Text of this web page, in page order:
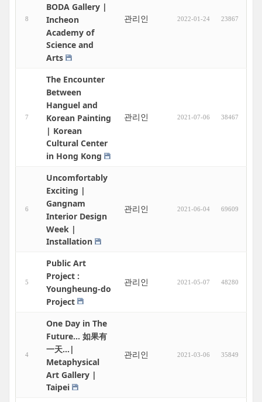
8
BODA Gallery |
Incheon
Academy of
Science and
Arts
관리인 2022-01-24 23867
7
The Encounter
Between
Hanguel and
Korean Painting
| Korean
Cultural Center
in Hong Kong
관리인 2021-07-06 38467
6
Uncomfortably
Exciting |
Gangnam
Interior Design
Week |
Installation
관리인 2021-06-04 69609
5
Public Art
Project :
Youngheung-do
Project
관리인 2021-05-07 48280
4
One Day in The
Future... 如果有
一天...|
Metaphysical
Art Gallery |
Taipei
관리인 2021-03-06 35849